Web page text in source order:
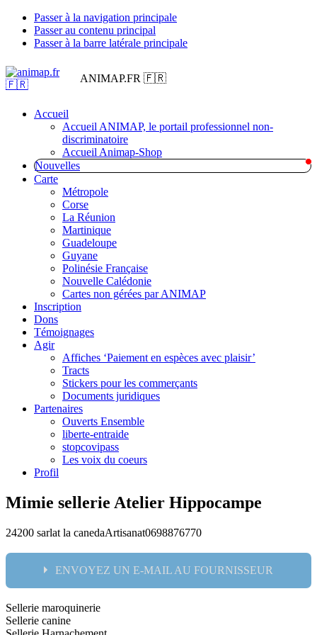
Passer à la navigation principale
Passer au contenu principal
Passer à la barre latérale principale
ANIMAP.FR 🇫🇷
Accueil
Accueil ANIMAP, le portail professionnel non-
discriminatoire
Accueil Animap-Shop
Nouvelles
Carte
Métropole
Corse
La Réunion
Martinique
Guadeloupe
Guyane
Polinésie Française
Nouvelle Calédonie
Cartes non gérées par ANIMAP
Inscription
Dons
Témoignages
Agir
Affiches ‘Paiement en espèces avec plaisir’
Tracts
Stickers pour les commerçants
Documents juridiques
Partenaires
Ouverts Ensemble
liberte-entraide
stopcovipass
Les voix du coeurs
Profil
Mimie sellerie Atelier Hippocampe
24200 sarlat la canedaArtisanat0698876770
ENVOYEZ UN E-MAIL AU FOURNISSEUR
Nom:
Sellerie maroquinerie
Sellerie canine